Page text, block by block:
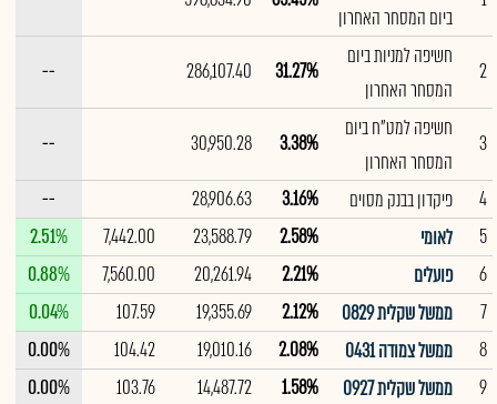
ביום המסחר האחרון
2
חשיפה למניות ביום
המסחר האחרון
31.27%
286,107.40
--
3
חשיפה למט"ח ביום
המסחר האחרון
3.38%
30,950.28
--
4
פיקדון בבנק מסוים 3.16%
28,906.63
--
5
לאומי 2.58%
23,588.79
7,442.00
2.51%
6
פועלים 2.21%
20,261.94
7,560.00
0.88%
7
ממשל שקלית 0829 2.12%
19,355.69
107.59
0.04%
8
ממשל צמודה 0431 2.08%
19,010.16
104.42
0.00%
9
ממשל שקלית 0927 1.58%
14,487.72
103.76
0.00%